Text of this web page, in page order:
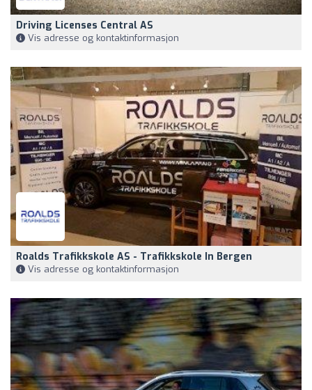
Driving Licenses Central AS
Vis adresse og kontaktinformasjon
Roalds Trafikkskole AS - Trafikkskole In Bergen
Vis adresse og kontaktinformasjon